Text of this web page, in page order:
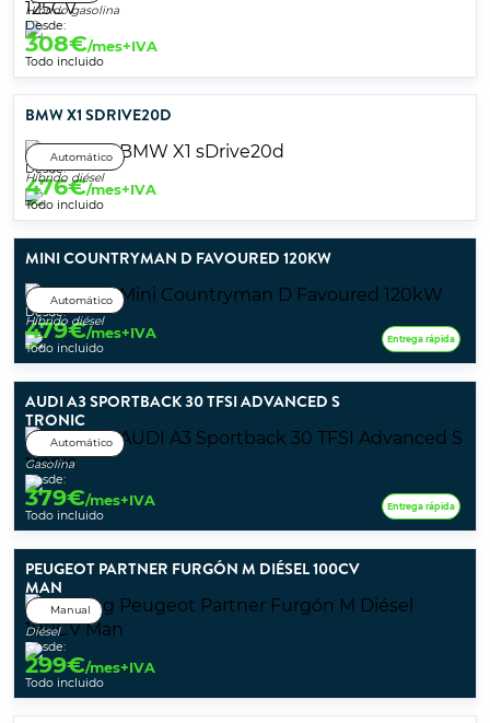
Híbrido gasolina
Desde:
308€/mes+IVA
Todo incluido
BMW X1 SDRIVE20D
Automático
Híbrido diésel
Desde:
476€/mes+IVA
Todo incluido
MINI COUNTRYMAN D FAVOURED 120KW
Automático
Híbrido diésel
Desde:
479€/mes+IVA
Todo incluido
Entrega rápida
AUDI A3 SPORTBACK 30 TFSI ADVANCED S
TRONIC
Automático
Gasolina
Desde:
379€/mes+IVA
Todo incluido
Entrega rápida
PEUGEOT PARTNER FURGÓN M DIÉSEL 100CV
MAN
Manual
Diésel
Desde:
299€/mes+IVA
Todo incluido